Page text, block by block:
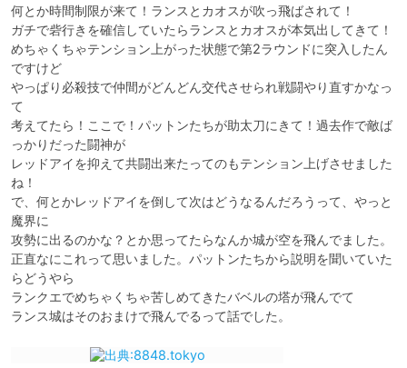
何とか時間制限が来て！ランスとカオスが吹っ飛ばされて！
ガチで砦行きを確信していたらランスとカオスが本気出してきて！
めちゃくちゃテンション上がった状態で第2ラウンドに突入したん
ですけど
やっぱり必殺技で仲間がどんどん交代させられ戦闘やり直すかなっ
て
考えてたら！ここで！パットンたちが助太刀にきて！過去作で敵ば
っかりだった闘神が
レッドアイを抑えて共闘出来たってのもテンション上げさせました
ね！
で、何とかレッドアイを倒して次はどうなるんだろうって、やっと
魔界に
攻勢に出るのかな？とか思ってたらなんか城が空を飛んでました。
正直なにこれって思いました。パットンたちから説明を聞いていた
らどうやら
ランクエでめちゃくちゃ苦しめてきたバベルの塔が飛んでて
ランス城はそのおまけで飛んでるって話でした。